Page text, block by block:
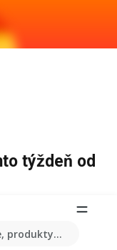
produkty...
týždeň od